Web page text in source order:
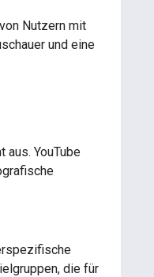
Nutzern mit
und eine
aus. YouTube
die für